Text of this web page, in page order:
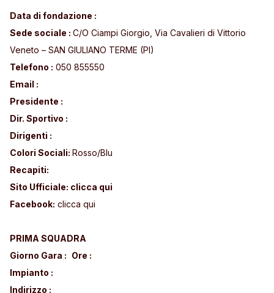
Data di fondazione :
Sede sociale : C/O Ciampi Giorgio, Via Cavalieri di Vittorio
Veneto – SAN GIULIANO TERME (PI)
Telefono : 050 855550
Email :
Presidente :
Dir. Sportivo :
Dirigenti :
Colori Sociali: Rosso/Blu
Recapiti:
Sito Ufficiale: clicca qui
Facebook: clicca qui
PRIMA SQUADRA
Giorno Gara : Ore :
Impianto :
Indirizzo :